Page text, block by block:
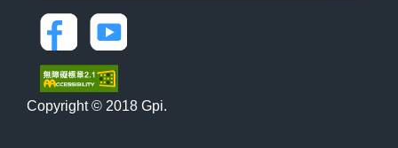
Copyright © 2018 Gpi.